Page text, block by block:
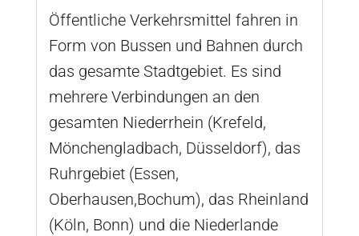
Öffentliche Verkehrsmittel fahren in
Form von Bussen und Bahnen durch
das gesamte Stadtgebiet. Es sind
mehrere Verbindungen an den
gesamten Niederrhein (Krefeld,
Mönchengladbach, Düsseldorf), das
Ruhrgebiet (Essen,
Oberhausen,Bochum), das Rheinland
(Köln, Bonn) und die Niederlande